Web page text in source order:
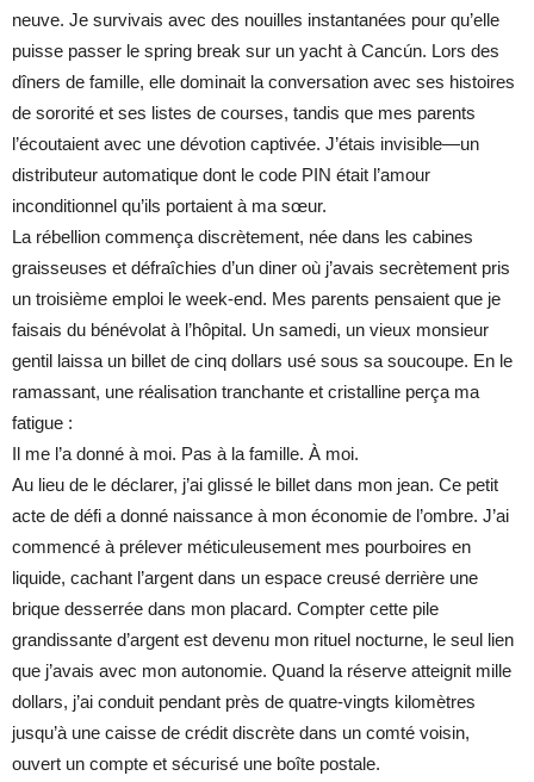
neuve. Je survivais avec des nouilles instantanées pour qu’elle
puisse passer le spring break sur un yacht à Cancún. Lors des
dîners de famille, elle dominait la conversation avec ses histoires
de sororité et ses listes de courses, tandis que mes parents
l’écoutaient avec une dévotion captivée. J’étais invisible—un
distributeur automatique dont le code PIN était l’amour
inconditionnel qu’ils portaient à ma sœur.
La rébellion commença discrètement, née dans les cabines
graisseuses et défraîchies d’un diner où j’avais secrètement pris
un troisième emploi le week-end. Mes parents pensaient que je
faisais du bénévolat à l’hôpital. Un samedi, un vieux monsieur
gentil laissa un billet de cinq dollars usé sous sa soucoupe. En le
ramassant, une réalisation tranchante et cristalline perça ma
fatigue :
Il me l’a donné à moi. Pas à la famille. À moi.
Au lieu de le déclarer, j’ai glissé le billet dans mon jean. Ce petit
acte de défi a donné naissance à mon économie de l’ombre. J’ai
commencé à prélever méticuleusement mes pourboires en
liquide, cachant l’argent dans un espace creusé derrière une
brique desserrée dans mon placard. Compter cette pile
grandissante d’argent est devenu mon rituel nocturne, le seul lien
que j’avais avec mon autonomie. Quand la réserve atteignit mille
dollars, j’ai conduit pendant près de quatre-vingts kilomètres
jusqu’à une caisse de crédit discrète dans un comté voisin,
ouvert un compte et sécurisé une boîte postale.